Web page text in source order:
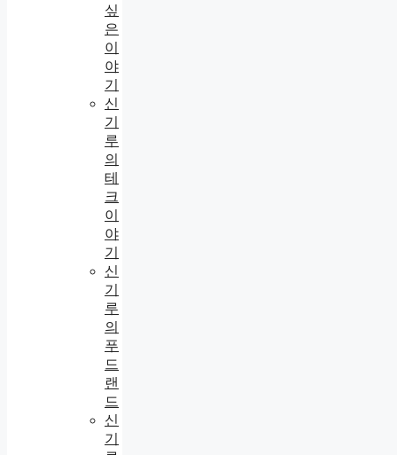
싶
은
이
야
기
신
기
루
의
테
크
이
야
기
신
기
루
의
푸
드
랜
드
신
기